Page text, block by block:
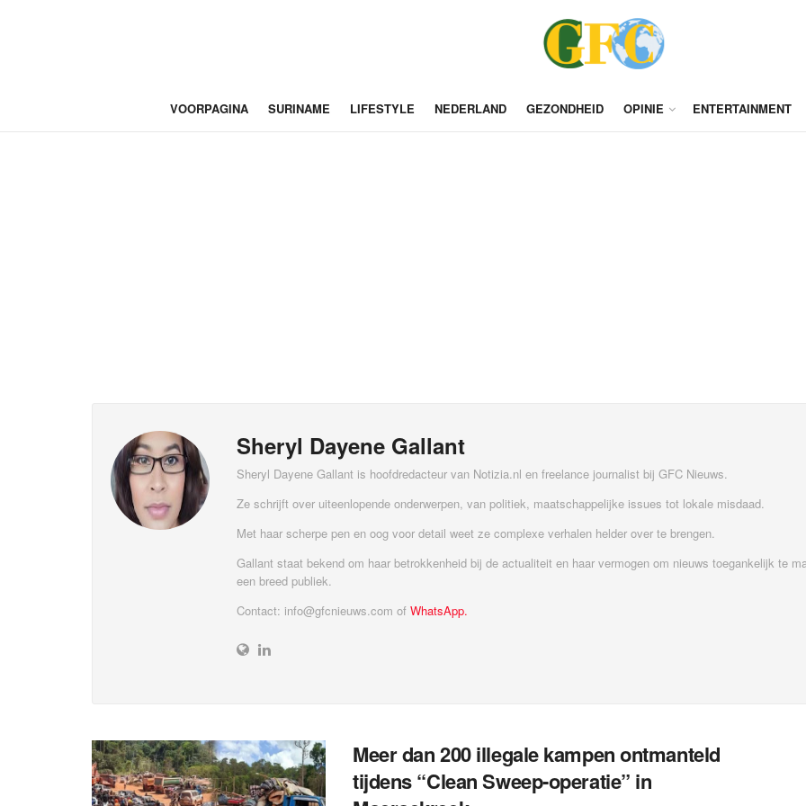
VOORPAGINA SURINAME LIFESTYLE NEDERLAND GEZONDHEID OPINIE ENTERTAINMENT
Sheryl Dayene Gallant
Sheryl Dayene Gallant is hoofdredacteur van Notizia.nl en freelance journalist bij GFC Nieuws.
Ze schrijft over uiteenlopende onderwerpen, van politiek, maatschappelijke issues tot lokale misdaad.
Met haar scherpe pen en oog voor detail weet ze complexe verhalen helder over te brengen.
Gallant staat bekend om haar betrokkenheid bij de actualiteit en haar vermogen om nieuws toegankelijk te
een breed publiek.
Contact: info@gfcnieuws.com of WhatsApp.
Meer dan 200 illegale kampen ontmanteld
tijdens “Clean Sweep-operatie” in